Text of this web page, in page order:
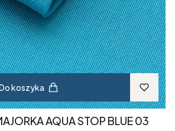
koszyka
AQUA STOP BLUE 03